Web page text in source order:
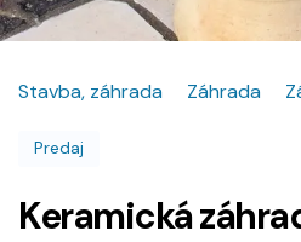
Stavba, záhrada Záhrada
Predaj
Keramická